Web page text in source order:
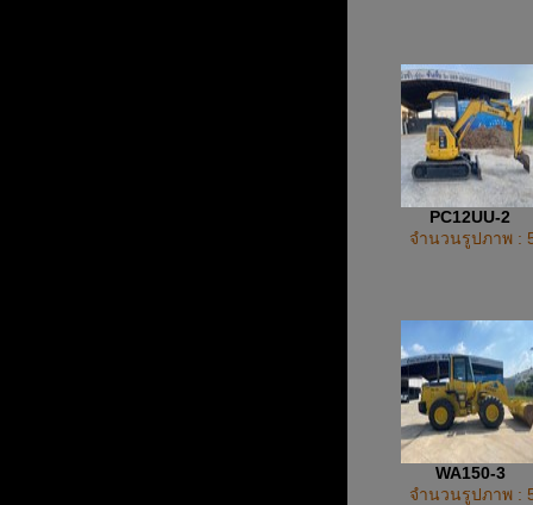
PC12UU-2
จำนวนรูปภาพ :
WA150-3
จำนวนรูปภาพ :